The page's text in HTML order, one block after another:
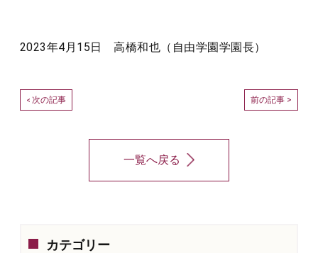
2023年4月15日 高橋和也（自由学園学園長）
< 次の記事 前の記事 >
一覧へ戻る
カテゴリー